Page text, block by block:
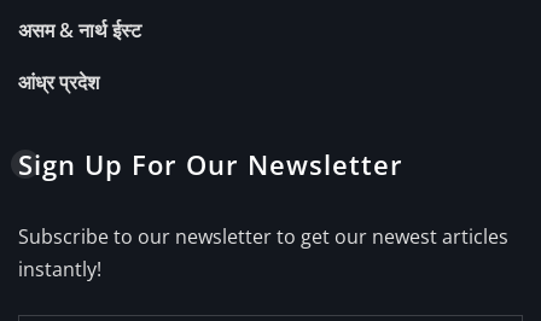
असम & नार्थ ईस्ट
आंध्र प्रदेश
Sign Up For Our Newsletter
Subscribe to our newsletter to get our newest articles
instantly!